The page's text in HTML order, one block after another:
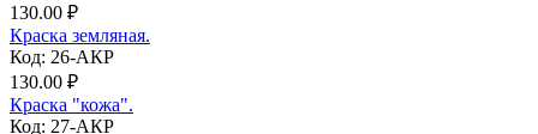
130.00 ₽
Краска земляная.
Код: 26-АКР
130.00 ₽
Краска "кожа".
Код: 27-АКР